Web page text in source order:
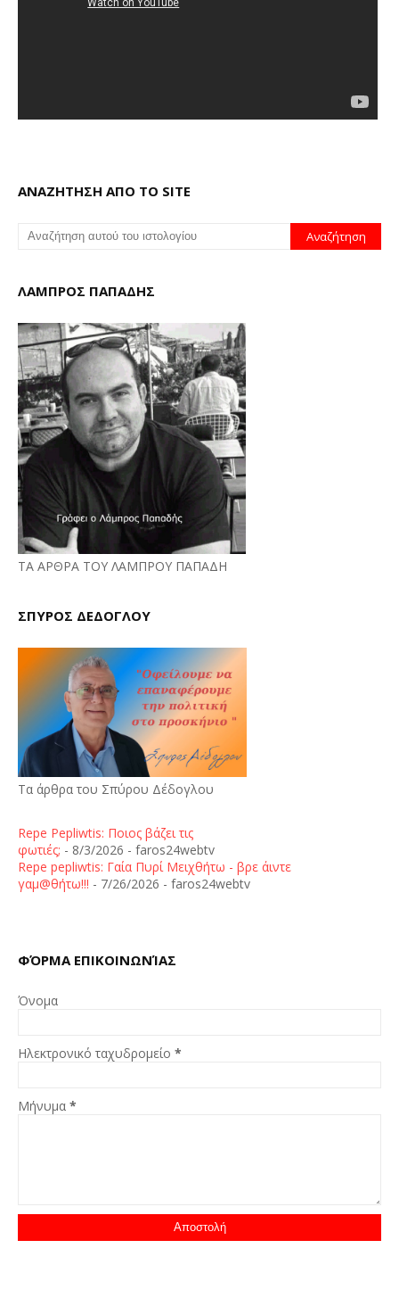
ΑΝΑΖΗΤΗΣΗ ΑΠΟ ΤΟ SITE
ΛΑΜΠΡΟΣ ΠΑΠΑΔΗΣ
ΤΑ ΑΡΘΡΑ ΤΟΥ ΛΑΜΠΡΟΥ ΠΑΠΑΔΗ
ΣΠΥΡΟΣ ΔΕΔΟΓΛΟΥ
Τα άρθρα του Σπύρου Δέδογλου
Repe Pepliwtis: Ποιος βάζει τις
φωτιές; - 8/3/2026 - faros24webtv
Repe pepliwtis: Γαία Πυρί Μειχθήτω - βρε άιντε
γαμ@θήτω!!! - 7/26/2026 - faros24webtv
ΦΌΡΜΑ ΕΠΙΚΟΙΝΩΝΊΑΣ
Όνομα
Ηλεκτρονικό ταχυδρομείο *
Μήνυμα *